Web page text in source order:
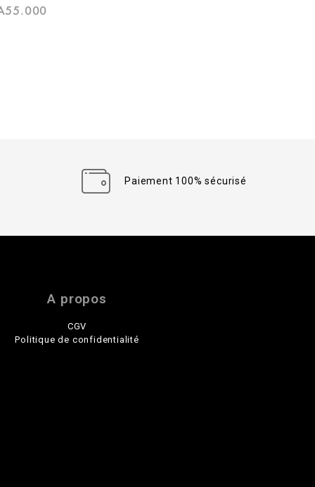
55.000
Paiement 100% sécurisé
A propos
CGV
Politique de confidentialité